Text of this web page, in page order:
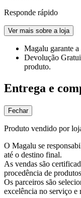
Responde rápido
Ver mais sobre a loja
Magalu garante a
Devolução
produto.
Entrega e
Fechar
Produto vendido por
O Magalu se
até o destino final.
As vendas são
procedência de
Os parceiros são
excelência no serviço e